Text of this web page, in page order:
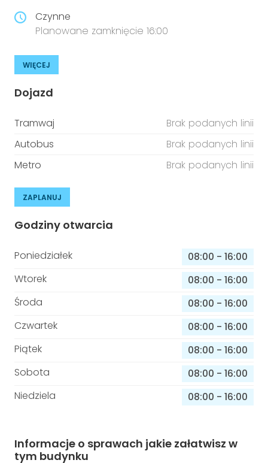
Czynne
Planowane zamknięcie 16:00
WIĘCEJ
Dojazd
Tramwaj
Brak podanych linii
Autobus
Brak podanych linii
Metro
Brak podanych linii
ZAPLANUJ
Godziny otwarcia
Poniedziałek 08:00 - 16:00
Wtorek
08:00 - 16:00
Środa
08:00 - 16:00
Czwartek
08:00 - 16:00
Piątek
08:00 - 16:00
Sobota
08:00 - 16:00
Niedziela
08:00 - 16:00
Informacje o sprawach jakie załatwisz w
tym budynku